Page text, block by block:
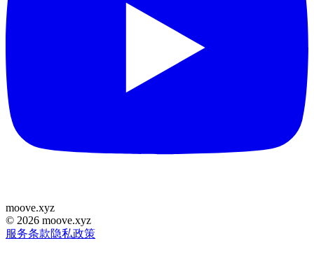
moove.xyz
© 2026 moove.xyz
服务条款隐私政策